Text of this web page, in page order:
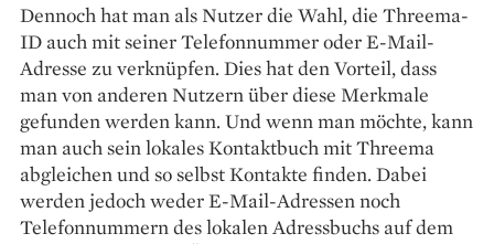
Dennoch hat man als Nutzer die Wahl, die Threema-
ID auch mit seiner Telefonnummer oder E-Mail-
Adresse zu verknüpfen. Dies hat den Vorteil, dass
man von anderen Nutzern über diese Merkmale
gefunden werden kann. Und wenn man möchte, kann
man auch sein lokales Kontaktbuch mit Threema
abgleichen und so selbst Kontakte finden. Dabei
werden jedoch weder E-Mail-Adressen noch
Telefonnummern des lokalen Adressbuchs auf dem